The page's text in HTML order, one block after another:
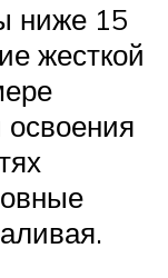
ниже 15
жесткой
освоения